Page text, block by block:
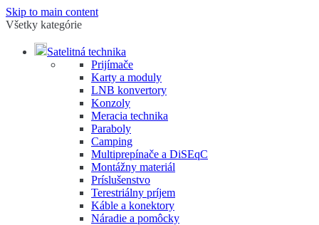
Skip to main content
Všetky kategórie
Satelitná technika
Prijímače
Karty a moduly
LNB konvertory
Konzoly
Meracia technika
Paraboly
Camping
Multiprepínače a DiSEqC
Montážny materiál
Príslušenstvo
Terestriálny príjem
Káble a konektory
Náradie a pomôcky